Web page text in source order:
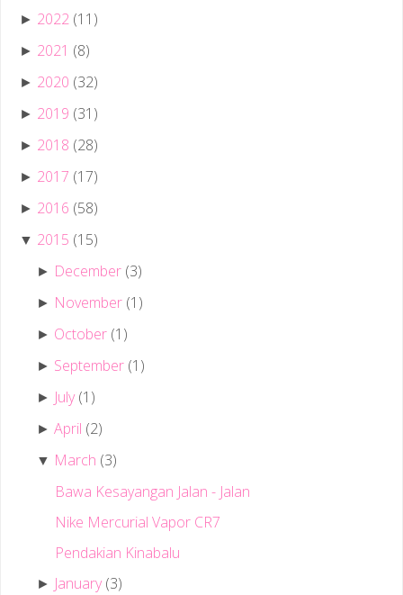
► 2022 (11)
► 2021 (8)
► 2020 (32)
► 2019 (31)
► 2018 (28)
► 2017 (17)
► 2016 (58)
▼ 2015 (15)
► December (3)
► November (1)
► October (1)
► September (1)
► July (1)
►April (2)
▼ March (3)
Bawa Kesayangan Jalan - Jalan
Nike Mercurial Vapor CR7
Pendakian Kinabalu
► January (3)